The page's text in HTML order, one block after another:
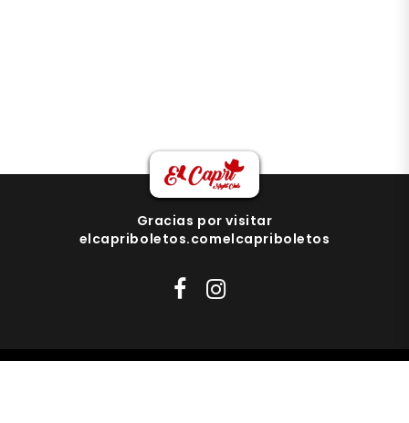
Gracias por visitar
elcapriboletos.comelcapriboletos